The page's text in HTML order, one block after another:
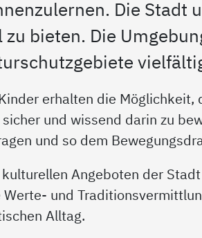
Die Stadt
zu bieten. Die
erhalten die Möglichkeit,
und wissend darin zu
und so dem
kulturellen Angeboten der
Werte- und
Alltag.